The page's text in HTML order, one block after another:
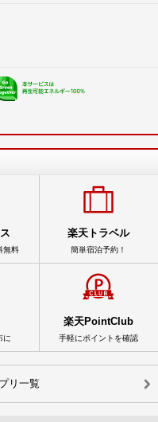
無料
楽天トラベル
簡単宿泊予約！
に
楽天PointClub
手軽にポイントを確認
リ一覧